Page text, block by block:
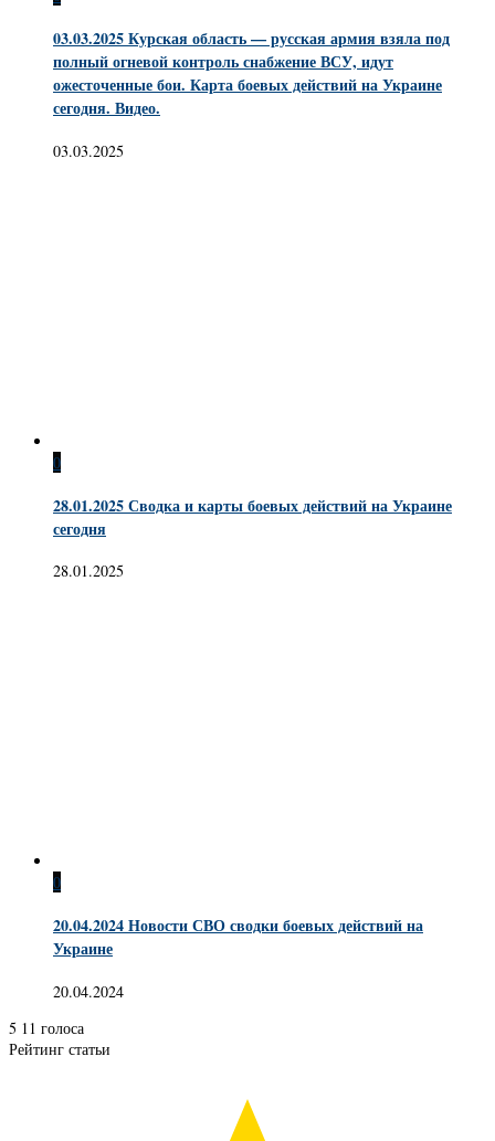
03.03.2025 Курская область — русская армия взяла под
полный огневой контроль снабжение ВСУ, идут
ожесточенные бои. Карта боевых действий на Украине
сегодня. Видео.
03.03.2025
0
28.01.2025 Сводка и карты боевых действий на Украине
сегодня
28.01.2025
0
20.04.2024 Новости СВО сводки боевых действий на
Украине
20.04.2024
5 11 голоса
Рейтинг статьи